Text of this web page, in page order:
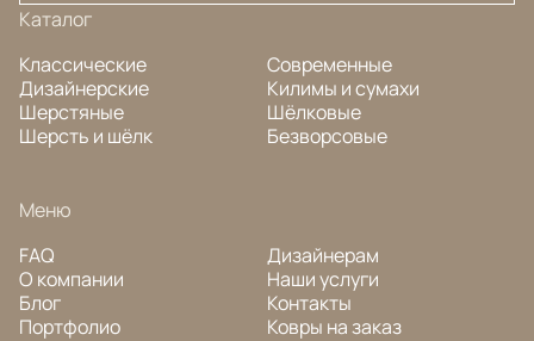
Каталог
Классические
Дизайнерские
Шерстяные
Шерсть и шёлк
Современные
Килимы и сумахи
Шёлковые
Безворсовые
Меню
FAQ
О компании
Блог
Портфолио
Дизайнерам
Наши услуги
Контакты
Ковры на заказ